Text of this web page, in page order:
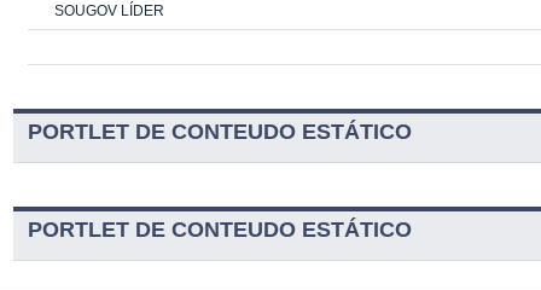
SOUGOV LÍDER
PORTLET DE CONTEUDO ESTÁTICO
PORTLET DE CONTEUDO ESTÁTICO